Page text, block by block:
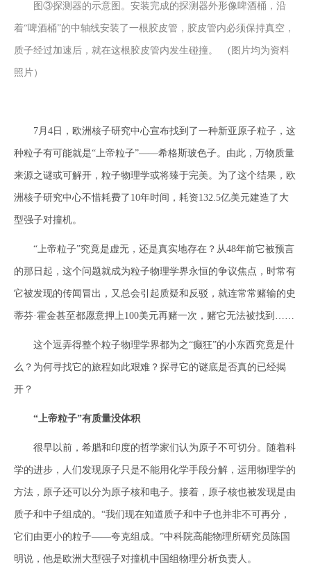
图③探测器的示意图。安装完成的探测器外形像啤酒桶，沿
着“啤酒桶”的中轴线安装了一根胶皮管，胶皮管内必须保持真空，
质子经过加速后，就在这根胶皮管内发生碰撞。 (图片均为资料
照片）
7月4日，欧洲核子研究中心宣布找到了一种新亚原子粒子，这
种粒子有可能就是“上帝粒子”——希格斯玻色子。由此，万物质量
来源之谜或可解开，粒子物理学或将臻于完美。为了这个结果，欧
洲核子研究中心不惜耗费了10年时间，耗资132.5亿美元建造了大
型强子对撞机。
“上帝粒子”究竟是虚无，还是真实地存在？从48年前它被预言
的那日起，这个问题就成为粒子物理学界永恒的争议焦点，时常有
它被发现的传闻冒出，又总会引起质疑和反驳，就连常常赌输的史
蒂芬·霍金甚至都愿意押上100美元再赌一次，赌它无法被找到……
这个逗弄得整个粒子物理学界都为之“癫狂”的小东西究竟是什
么？为何寻找它的旅程如此艰难？探寻它的谜底是否真的已经揭
开？
“上帝粒子”有质量没体积
很早以前，希腊和印度的哲学家们认为原子不可切分。随着科
学的进步，人们发现原子只是不能用化学手段分解，运用物理学的
方法，原子还可以分为原子核和电子。接着，原子核也被发现是由
质子和中子组成的。“我们现在知道质子和中子也并非不可再分，
它们由更小的粒子——夸克组成。”中科院高能物理所研究员陈国
明说，他是欧洲大型强子对撞机中国组物理分析负责人。